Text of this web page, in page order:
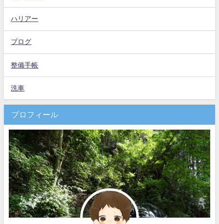
ハリアー
ブログ
整備手帳
洗車
プロフィール